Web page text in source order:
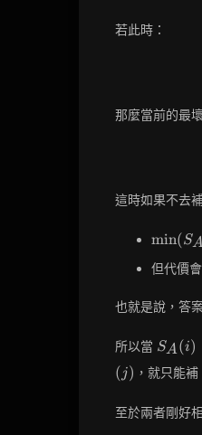
若此時：
那麼當前的最
這時如果不去
min(S
但代價
也就是說，答
所以當 S_A(i)
S_B(j)
SA(i)
(j) ，就只能補
至於兩者剛好